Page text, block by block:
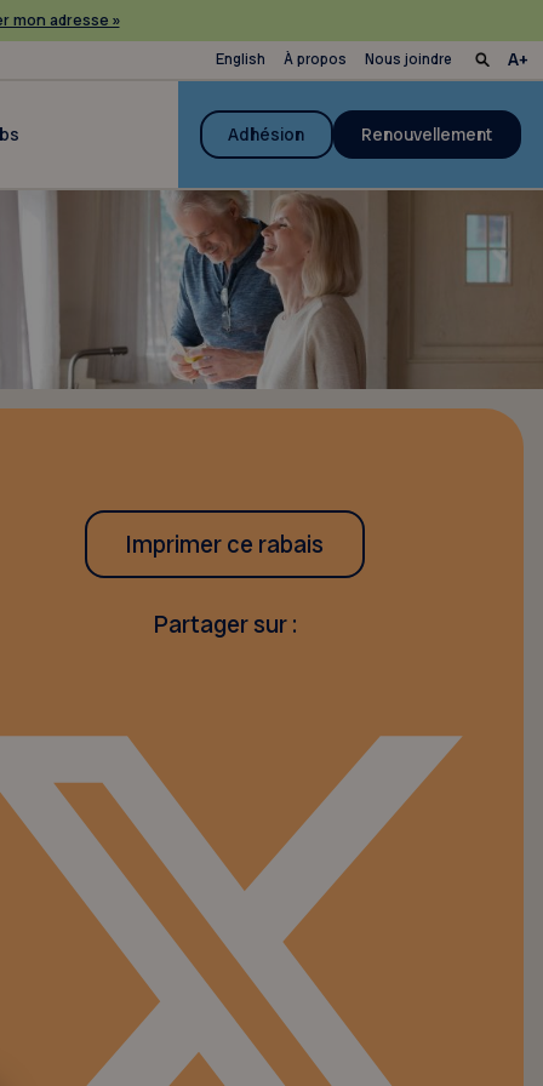
mon adresse »
English À propos Nous joindre
Adhésion Renouvellement
Imprimer ce rabais
Partager sur :